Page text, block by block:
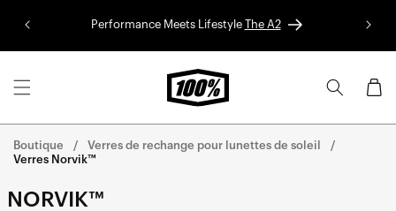
contenu
Performance Meets Lifestyle The A2
Panier
Boutique
Verres de rechange pour lunettes de soleil
Verres Norvik™
NORVIK™